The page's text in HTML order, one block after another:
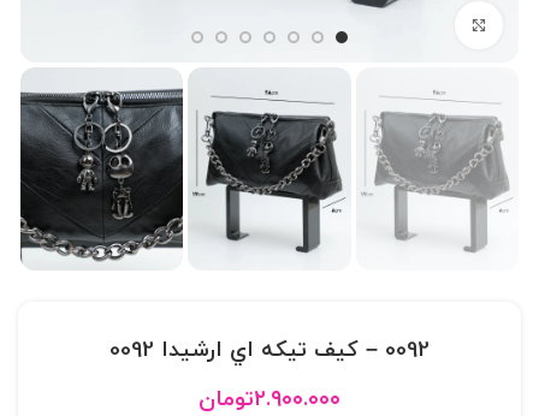
0092 – کيف تيکه اي ارشيدا 0092
۲.۹۰۰.۰۰۰تومان